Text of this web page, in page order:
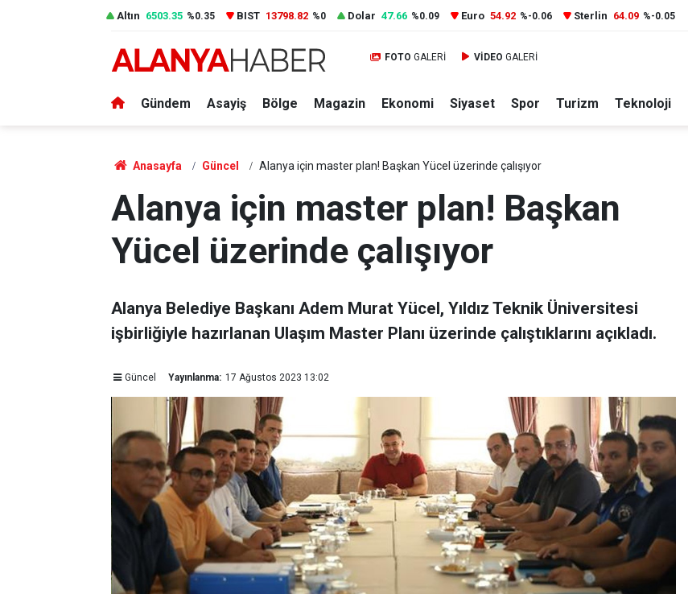
Altın 6503.35 %0.35 BIST 13798.82 %0 Dolar 47.66 %0.09 Euro 54.92 %-0.06 Sterlin 64.09 %-0.05
FOTO GALERİ VİDEO GALERİ
Gündem Asayiş Bölge Magazin Ekonomi Siyaset Spor Turizm Teknoloji
Anasayfa Güncel Alanya için master plan! Başkan Yücel üzerinde çalışıyor
Alanya için master plan! Başkan
Yücel üzerinde çalışıyor
Alanya Belediye Başkanı Adem Murat Yücel, Yıldız Teknik Üniversitesi
işbirliğiyle hazırlanan Ulaşım Master Planı üzerinde çalıştıklarını açıkladı.
Güncel Yayınlanma: 17 Ağustos 2023 13:02